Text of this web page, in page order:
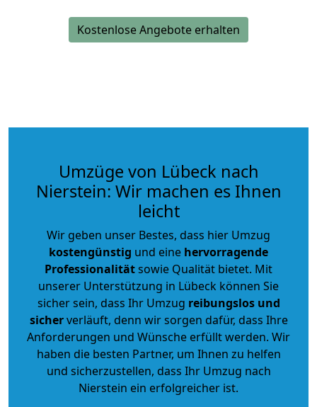
Kostenlose Angebote erhalten
Umzüge von Lübeck nach
Nierstein: Wir machen es Ihnen
leicht
Wir geben unser Bestes, dass hier Umzug
kostengünstig und eine hervorragende
Professionalitätsowie Qualität bietet. Mit
unserer Unterstützung in Lübeck können Sie
sicher sein, dass Ihr Umzug reibungslos und
sicherverläuft, denn wir sorgen dafür, dass Ihre
Anforderungen und Wünsche erfüllt werden. Wir
haben die besten Partner, um Ihnen zu helfen
und sicherzustellen, dass Ihr Umzug nach
Nierstein ein erfolgreicher ist.